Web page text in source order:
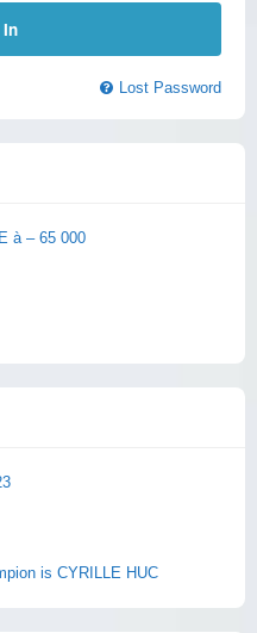
Lost Password
à – 65 000
is CYRILLE HUC